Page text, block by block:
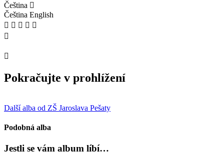
Čeština
Čeština English
Pokračujte v prohlížení
Další alba od ZŠ Jaroslava Pešaty
Podobná alba
Jestli se vám album líbí…